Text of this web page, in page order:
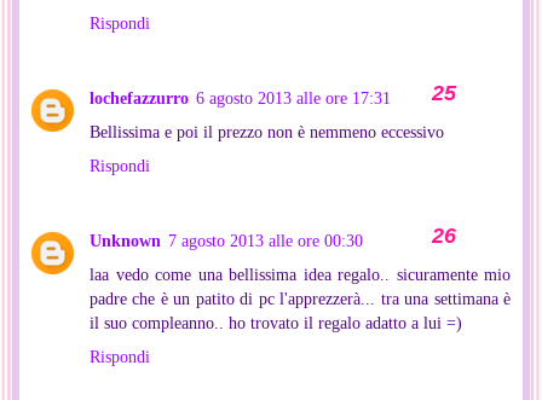
Rispondi
lochefazzurro 6 agosto 2013 alle ore 17:31
Bellissima e poi il prezzo non è nemmeno eccessivo
Rispondi
Unknown 7 agosto 2013 alle ore 00:30
laa vedo come una bellissima idea regalo.. sicuramente mio
padre che è un patito di pc l'apprezzerà... tra una settimana è
il suo compleanno.. ho trovato il regalo adatto a lui =)
Rispondi